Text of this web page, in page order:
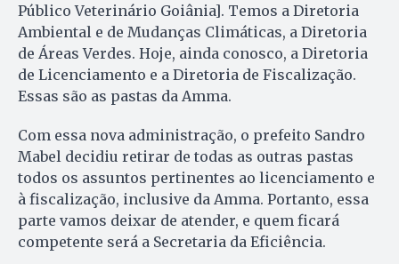
Público Veterinário Goiânia]. Temos a Diretoria
Ambiental e de Mudanças Climáticas, a Diretoria
de Áreas Verdes. Hoje, ainda conosco, a Diretoria
de Licenciamento e a Diretoria de Fiscalização.
Essas são as pastas da Amma.
Com essa nova administração, o prefeito Sandro
Mabel decidiu retirar de todas as outras pastas
todos os assuntos pertinentes ao licenciamento e
à fiscalização, inclusive da Amma. Portanto, essa
parte vamos deixar de atender, e quem ficará
competente será a Secretaria da Eficiência.